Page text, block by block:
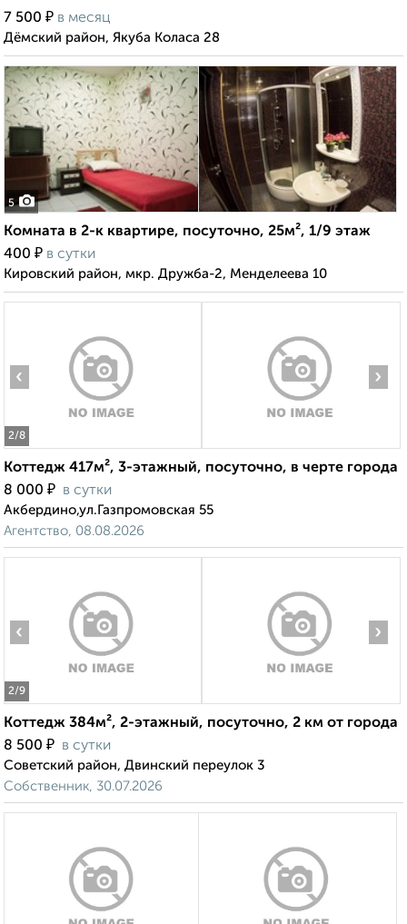
7 500 ₽ в месяц
Дёмский район, Якуба Коласа 28
5
Комната в 2-к квартире, посуточно, 25м², 1/9 этаж
400 ₽ в сутки
Кировский район, мкр. Дружба-2, Менделеева 10
2/8
‹ ›
Коттедж 417м², 3-этажный, посуточно, в черте города
8 000 ₽ в сутки
Акбердино,ул.Газпромовская 55
Агентство, 08.08.2026
2/9
‹ ›
Коттедж 384м², 2-этажный, посуточно, 2 км от города
8 500 ₽ в сутки
Советский район, Двинский переулок 3
Собственник, 30.07.2026